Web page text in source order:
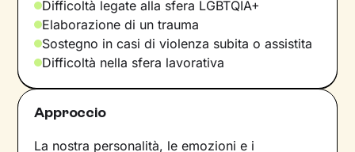
Difficoltà legate alla sfera LGBTQIA+
Elaborazione di un trauma
Sostegno in casi di violenza subita o assistita
Difficoltà nella sfera lavorativa
Approccio
La nostra personalità, le emozioni e i